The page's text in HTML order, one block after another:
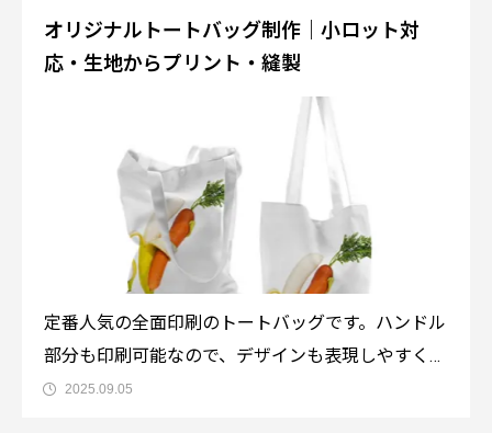
オリジナルトートバッグ制作｜小ロット対
応・生地からプリント・縫製
定番人気の全面印刷のトートバッグです。ハンドル
部分も印刷可能なので、デザインも表現しやすくオ
リジナリティあるバッグの制作が出来ます。内部に
2025.09.05